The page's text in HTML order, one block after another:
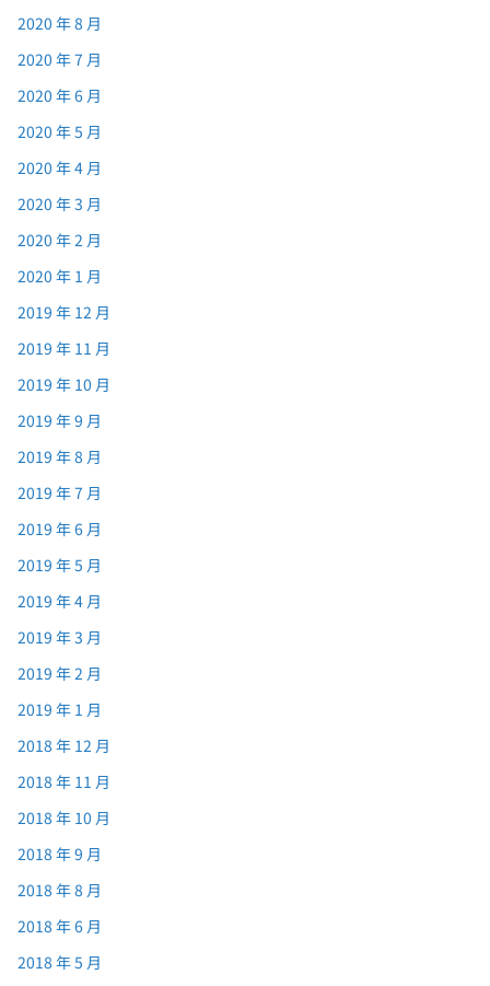
2020 年 8 月
2020 年 7 月
2020 年 6 月
2020 年 5 月
2020 年 4 月
2020 年 3 月
2020 年 2 月
2020 年 1 月
2019 年 12 月
2019 年 11 月
2019 年 10 月
2019 年 9 月
2019 年 8 月
2019 年 7 月
2019 年 6 月
2019 年 5 月
2019 年 4 月
2019 年 3 月
2019 年 2 月
2019 年 1 月
2018 年 12 月
2018 年 11 月
2018 年 10 月
2018 年 9 月
2018 年 8 月
2018 年 6 月
2018 年 5 月